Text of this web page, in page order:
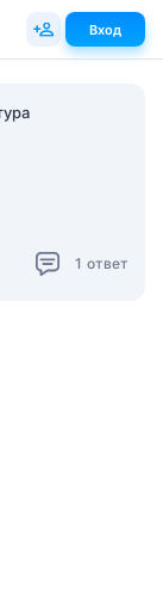
1 ответ
Вход